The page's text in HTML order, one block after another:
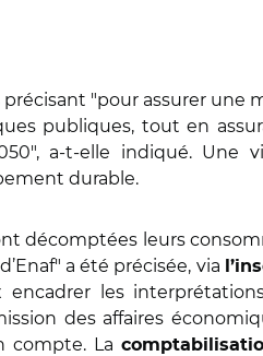
"pour assurer une
publiques, tout en
a-t-elle indiqué. Une
durable.
décomptées leurs
a été précisée, via
les
des affaires
compte. La